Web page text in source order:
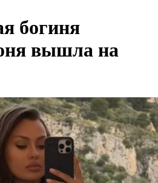
богиня
вышла на